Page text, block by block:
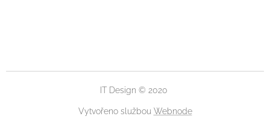
IT Design © 2020
Vytvořeno službou Webnode